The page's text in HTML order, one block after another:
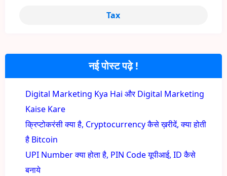
नई पोस्ट पढ़े !
Digital Marketing Kya Hai और Digital Marketing
Kaise Kare
क्रिप्टोकरंसी क्या है, Cryptocurrency कैसे ख़रीदें, क्या होती
है Bitcoin
UPI Number क्या होता है, PIN Code यूपीआई, ID कैसे
बनाये
Tax